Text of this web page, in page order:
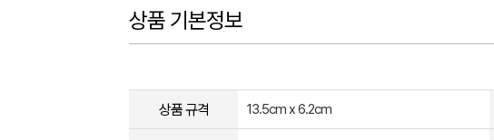
상품 기본정보
상품 규격 13.5cm x 6.2cm